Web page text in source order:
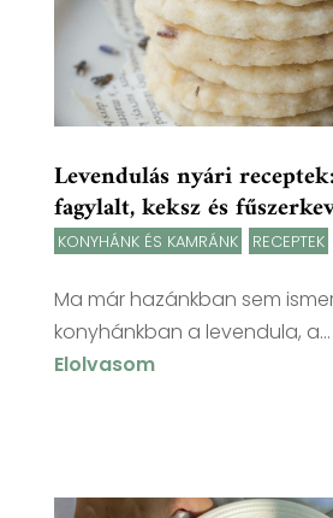
Levendulás nyári
fagylalt, keksz és
KONYHÁNK ÉS KAMRÁNK RECEPTEK
Ma már hazánkban sem
konyhánkban a levendula, a...
Elolvasom